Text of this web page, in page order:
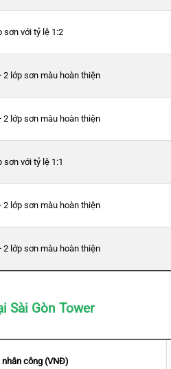
sơn với tỷ lệ 1:2
2 lớp sơn màu hoàn thiện
2 lớp sơn màu hoàn thiện
sơn với tỷ lệ 1:1
2 lớp sơn màu hoàn thiện
2 lớp sơn màu hoàn thiện
Sài Gòn Tower
nhân công (VNĐ)